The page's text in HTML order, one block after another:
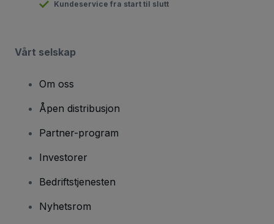
Kundeservice fra start til slutt
Vårt selskap
Om oss
Åpen distribusjon
Partner-program
Investorer
Bedriftstjenesten
Nyhetsrom